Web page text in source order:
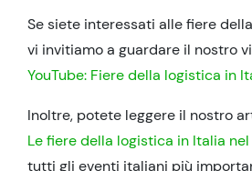
Se siete interessati alle fiere
vi invitiamo a guardare il nostro
YouTube: Fiere della logistica in
Inoltre, potete leggere il nostro
Le fiere della logistica in Italia
tutti gli eventi italiani più